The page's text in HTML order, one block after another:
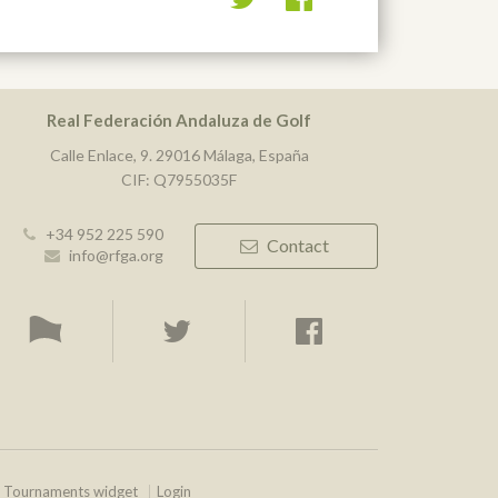
Real Federación Andaluza de Golf
Calle Enlace, 9. 29016 Málaga, España
CIF: Q7955035F
+34 952 225 590
info@rfga.org
Contact
Tournaments widget Login